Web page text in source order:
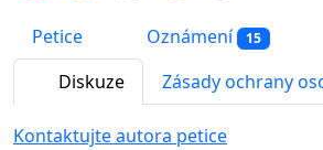
Petice Oznámení 15
Diskuze Zásady ochrany
Kontaktujte autora petice